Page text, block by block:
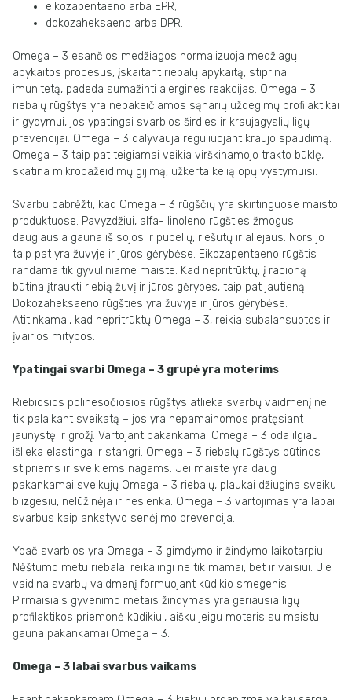
eikozapentaeno arba EPR;
dokozaheksaeno arba DPR.
Omega – 3 esančios medžiagos normalizuoja medžiagų
apykaitos procesus, įskaitant riebalų apykaitą, stiprina
imunitetą, padeda sumažinti alergines reakcijas. Omega – 3
riebalų rūgštys yra nepakeičiamos sąnarių uždegimų profilaktikai
ir gydymui, jos ypatingai svarbios širdies ir kraujagyslių ligų
prevencijai. Omega – 3 dalyvauja reguliuojant kraujo spaudimą.
Omega – 3 taip pat teigiamai veikia virškinamojo trakto būklę,
skatina mikropažeidimų gijimą, užkerta kelią opų vystymuisi.
Svarbu pabrėžti, kad Omega – 3 rūgščių yra skirtinguose maisto
produktuose. Pavyzdžiui, alfa- linoleno rūgšties žmogus
daugiausia gauna iš sojos ir pupelių, riešutų ir aliejaus. Nors jo
taip pat yra žuvyje ir jūros gėrybėse. Eikozapentaeno rūgštis
randama tik gyvuliniame maiste. Kad nepritrūktų, į racioną
būtina įtraukti riebią žuvį ir jūros gėrybes, taip pat jautieną.
Dokozaheksaeno rūgšties yra žuvyje ir jūros gėrybėse.
Atitinkamai, kad nepritrūktų Omega – 3, reikia subalansuotos ir
įvairios mitybos.
Ypatingai svarbi Omega – 3 grupė yra moterims
Riebiosios polinesočiosios rūgštys atlieka svarbų vaidmenį ne
tik palaikant sveikatą – jos yra nepamainomos pratęsiant
jaunystę ir grožį. Vartojant pakankamai Omega – 3 oda ilgiau
išlieka elastinga ir stangri. Omega – 3 riebalų rūgštys būtinos
stipriems ir sveikiems nagams. Jei maiste yra daug
pakankamai sveikųjų Omega – 3 riebalų, plaukai džiugina sveiku
blizgesiu, nelūžinėja ir neslenka. Omega – 3 vartojimas yra labai
svarbus kaip ankstyvo senėjimo prevencija.
Ypač svarbios yra Omega – 3 gimdymo ir žindymo laikotarpiu.
Nėštumo metu riebalai reikalingi ne tik mamai, bet ir vaisiui. Jie
vaidina svarbų vaidmenį formuojant kūdikio smegenis.
Pirmaisiais gyvenimo metais žindymas yra geriausia ligų
profilaktikos priemonė kūdikiui, aišku jeigu moteris su maistu
gauna pakankamai Omega – 3.
Omega – 3 labai svarbus vaikams